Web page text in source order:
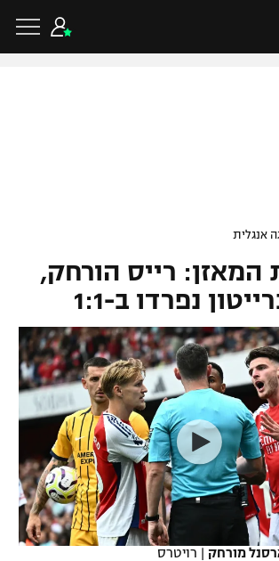
אנגלית
המאזן: רייס הורחק,
נפרדו ב-1:1
מורחק | רויטרס